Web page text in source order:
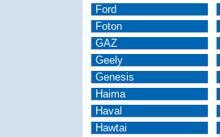
Ford
Foton
GAZ
Geely
Genesis
Haima
Haval
Hawtai